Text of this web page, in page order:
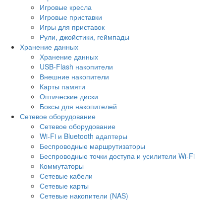
Игровые кресла
Игровые приставки
Игры для приставок
Рули, джойстики, геймпады
Хранение данных
Хранение данных
USB-Flash накопители
Внешние накопители
Карты памяти
Оптические диски
Боксы для накопителей
Сетевое оборудование
Сетевое оборудование
Wi-Fi и Bluetooth адаптеры
Беспроводные маршрутизаторы
Беспроводные точки доступа и усилители Wi-Fi
Коммутаторы
Сетевые кабели
Сетевые карты
Сетевые накопители (NAS)